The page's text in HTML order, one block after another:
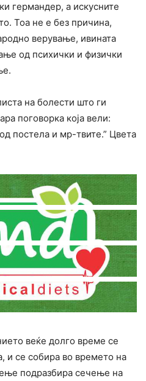
германдер, а искусните
Тоа не е без причина,
верување, ивината
од психички и физички
на болести што ги
поговорка која вели:
постела и мр-твите.” Цвета
веќе долго време се
и се собира во времето на
подразбира сечење на